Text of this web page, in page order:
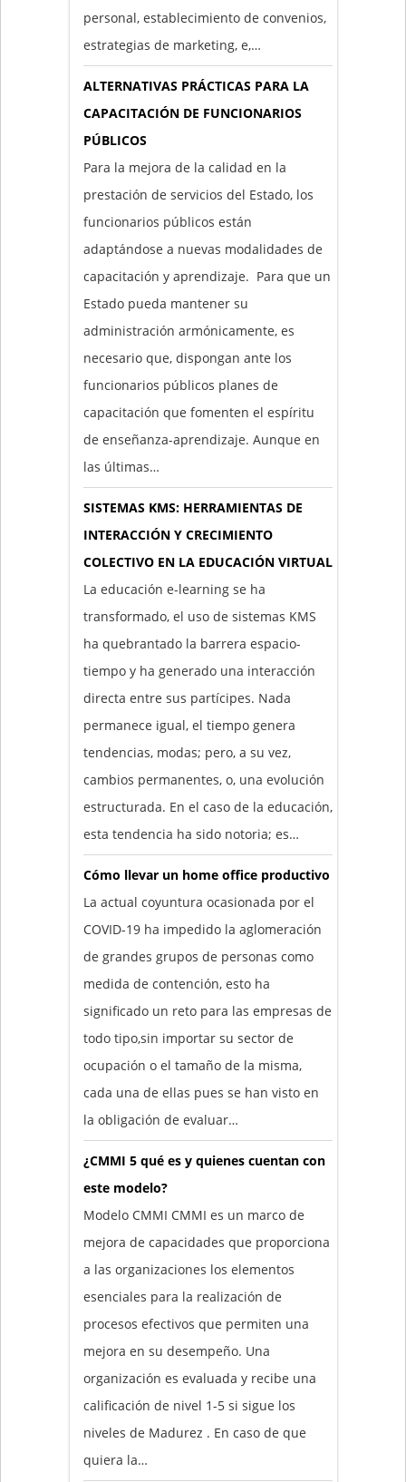
personal, establecimiento de convenios,
estrategias de marketing, e,…
ALTERNATIVAS PRÁCTICAS PARA LA
CAPACITACIÓN DE FUNCIONARIOS
PÚBLICOS
Para la mejora de la calidad en la
prestación de servicios del Estado, los
funcionarios públicos están
adaptándose a nuevas modalidades de
capacitación y aprendizaje. Para que un
Estado pueda mantener su
administración armónicamente, es
necesario que, dispongan ante los
funcionarios públicos planes de
capacitación que fomenten el espíritu
de enseñanza-aprendizaje. Aunque en
las últimas…
SISTEMAS KMS: HERRAMIENTAS DE
INTERACCIÓN Y CRECIMIENTO
COLECTIVO EN LA EDUCACIÓN VIRTUAL
La educación e-learning se ha
transformado, el uso de sistemas KMS
ha quebrantado la barrera espacio-
tiempo y ha generado una interacción
directa entre sus partícipes. Nada
permanece igual, el tiempo genera
tendencias, modas; pero, a su vez,
cambios permanentes, o, una evolución
estructurada. En el caso de la educación,
esta tendencia ha sido notoria; es…
Cómo llevar un home office productivo
La actual coyuntura ocasionada por el
COVID-19 ha impedido la aglomeración
de grandes grupos de personas como
medida de contención, esto ha
significado un reto para las empresas de
todo tipo,sin importar su sector de
ocupación o el tamaño de la misma,
cada una de ellas pues se han visto en
la obligación de evaluar…
¿CMMI 5 qué es y quienes cuentan con
este modelo?
Modelo CMMI CMMI es un marco de
mejora de capacidades que proporciona
a las organizaciones los elementos
esenciales para la realización de
procesos efectivos que permiten una
mejora en su desempeño. Una
organización es evaluada y recibe una
calificación de nivel 1-5 si sigue los
niveles de Madurez . En caso de que
quiera la…